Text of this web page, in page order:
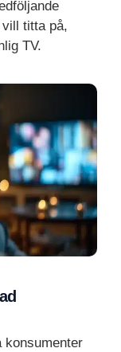
titta på,
TV.
konsumenter